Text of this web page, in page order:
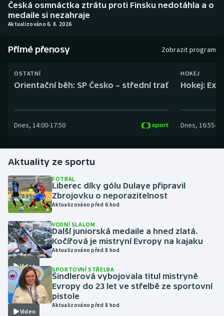
Biatlon
Curling
Florbal
Golf
Gymnastika
Házená
Jezdectví
Judo
Krasobruslení
Aplikace ČT sport
Česká osmnáctka ztrátu proti Finsku nedotáhla a o
medaile si nezahraje
Aktualizováno 6. 8. 2026
Přímé přenosy Zobrazit program
OSTATNÍ
Orientační běh: SP Česko – střední trať
Dnes, 14:00-17:50
HOKEJ
Hokej:
Dnes, 16:55-
Aktuality ze sportu
FOTBAL
Liberec díky gólu Dulaye připravil
Zbrojovku o neporazitelnost
Aktualizováno před 6 hod
Video
VODNÍ SLALOM
Další juniorská medaile a hned zlatá.
Kočířová je mistryní Evropy na kajaku
Aktualizováno před 8 hod
Video
SPORTOVNÍ STŘELBA
Šindlerová vybojovala titul mistryně
Evropy do 23 let ve střelbě ze sportovní
pistole
Aktualizováno před 8 hod